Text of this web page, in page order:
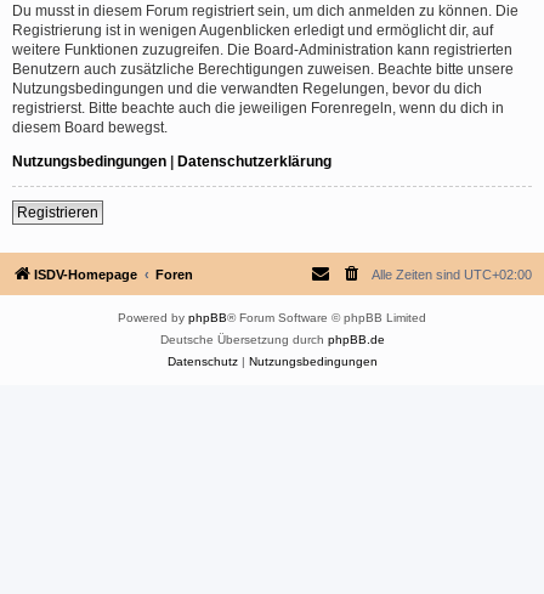
Du musst in diesem Forum registriert sein, um dich anmelden zu können. Die
Registrierung ist in wenigen Augenblicken erledigt und ermöglicht dir, auf
weitere Funktionen zuzugreifen. Die Board-Administration kann registrierten
Benutzern auch zusätzliche Berechtigungen zuweisen. Beachte bitte unsere
Nutzungsbedingungen und die verwandten Regelungen, bevor du dich
registrierst. Bitte beachte auch die jeweiligen Forenregeln, wenn du dich in
diesem Board bewegst.
Nutzungsbedingungen | Datenschutzerklärung
Registrieren
ISDV-Homepage Foren Alle Zeiten sind UTC+02:00
Powered by phpBB® Forum Software © phpBB Limited
Deutsche Übersetzung durch phpBB.de
Datenschutz| Nutzungsbedingungen